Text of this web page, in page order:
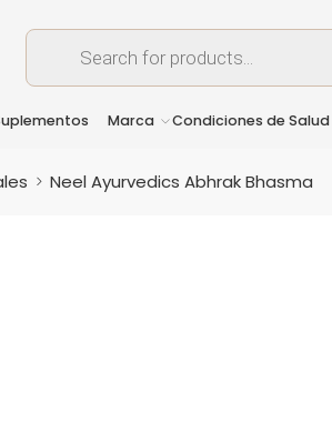
Marca Condiciones de Salud
Neel Ayurvedics Abhrak Bhasma